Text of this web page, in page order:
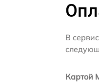
В
Картой